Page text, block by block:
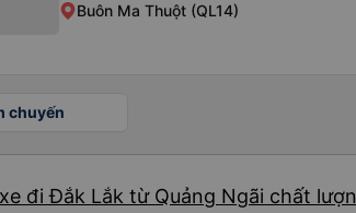
Buôn Ma Thuột (QL14)
chuyến
đi Đắk Lắk từ Quảng Ngãi chất